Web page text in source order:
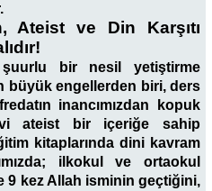
Ateist ve Din Karşıtı
bir nesil yetiştirme
büyük engellerden biri, ders
inancımızdan kopuk
ateist bir içeriğe sahip
kitaplarında dini kavram
ilkokul ve ortaokul
9 kez Allah isminin geçtiğini,